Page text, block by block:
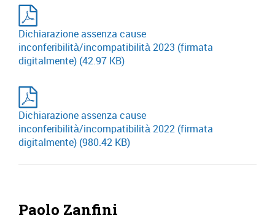
Dichiarazione assenza cause
inconferibilità/incompatibilità 2023 (firmata
digitalmente) (42.97 KB)
Dichiarazione assenza cause
inconferibilità/incompatibilità 2022 (firmata
digitalmente) (980.42 KB)
Paolo Zanfini